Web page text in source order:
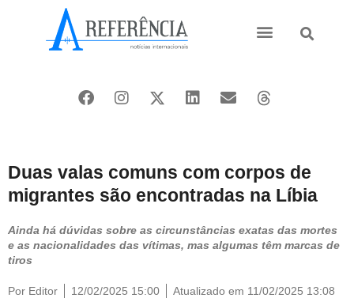
Duas valas comuns com corpos de
migrantes são encontradas na Líbia
Ainda há dúvidas sobre as circunstâncias exatas das mortes
e as nacionalidades das vítimas, mas algumas têm marcas de
tiros
Por Editor 12/02/2025 15:00 Atualizado em 11/02/2025 13:08